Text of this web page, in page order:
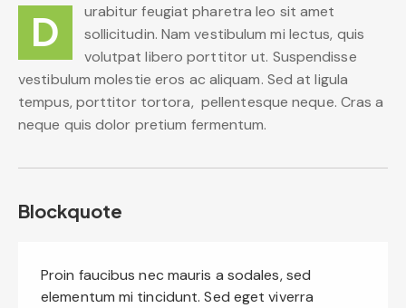
D
urabitur feugiat pharetra leo sit amet
sollicitudin. Nam vestibulum mi lectus, quis
volutpat libero porttitor ut. Suspendisse
vestibulum molestie eros ac aliquam. Sed at ligula
tempus, porttitor tortora, pellentesque neque. Cras a
neque quis dolor pretium fermentum.
Blockquote
Proin faucibus nec mauris a sodales, sed
elementum mi tincidunt. Sed eget viverra